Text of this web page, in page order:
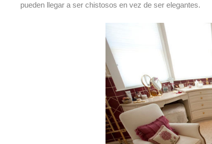
pueden llegar a ser chistosos en vez de ser elegantes.